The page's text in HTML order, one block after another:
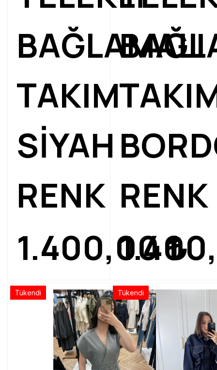
BAĞLAMALI
TAKIM
SİYAH
RENK
1.400,00₺
RENK
Tükendi Tükendi